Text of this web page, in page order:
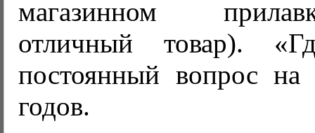
магазинном
отличный товар).
постоянный вопрос на
годов.